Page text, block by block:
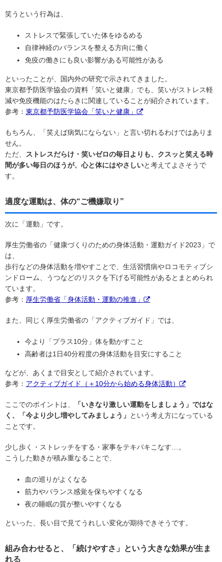
笑うという行為は、
ストレスで緊張していた体をゆるめる
自律神経のバランスを整える方向に働く
免疫の働きにも良い影響がある可能性がある
といったことが、国内外の研究で示されてきました。
東京都予防医学協会の資料「笑いと健康」でも、笑いがストレス軽
減や免疫機能のはたらきに関連していることが紹介されています。
参考： 東京都予防医学協会「笑いと健康」
もちろん、「笑えば病気にならない」と言い切れるわけではありま
せん。
ただ、
ストレスだらけ・笑いゼロの毎日よりも、クスッと笑える時
間が多い毎日のほうが、心と体にはやさしいと考えてよさそうで
す。
適度な運動は、体の“ご機嫌取り”
次に「運動」です。
厚生労働省の「健康づくりのための身体活動・運動ガイド2023」で
は、
歩行などの身体活動を増やすことで、生活習慣病やロコモティブシ
ンドローム、うつなどのリスクを下げる可能性があるとまとめられ
ています。
参考： 厚生労働省「身体活動・運動の推進」
また、同じく厚生労働省の「アクティブガイド」では、
今より「プラス10分」体を動かすこと
高齢者は1日40分程度の身体活動を目安にすること
などが、あくまで目安として紹介されています。
参考： アクティブガイド（＋10分から始める身体活動）
ここでのポイントは、
「いきなり激しい運動をしましょう」ではな
く、「今より少し増やしてみましょう」 という考え方になっている
ことです。
少し歩く・ストレッチをする・家事をテキパキこなす…。
こうした動きが積み重なることで、
血の巡りがよくなる
筋力やバランス感覚を保ちやすくなる
夜の睡眠の質が整いやすくなる
といった、長い目で見てうれしい変化が期待できそうです。
組み合わせると、「続けやすさ」という大きな効果が生ま
れる